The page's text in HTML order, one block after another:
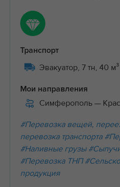
Транспорт
Эвакуатор, 7 тн, 40 м³
Мои направления
Симферополь —
#Перевозка вещей,
перевозка транспорта
#Наливные грузы
#Перевозка ТНП
продукция